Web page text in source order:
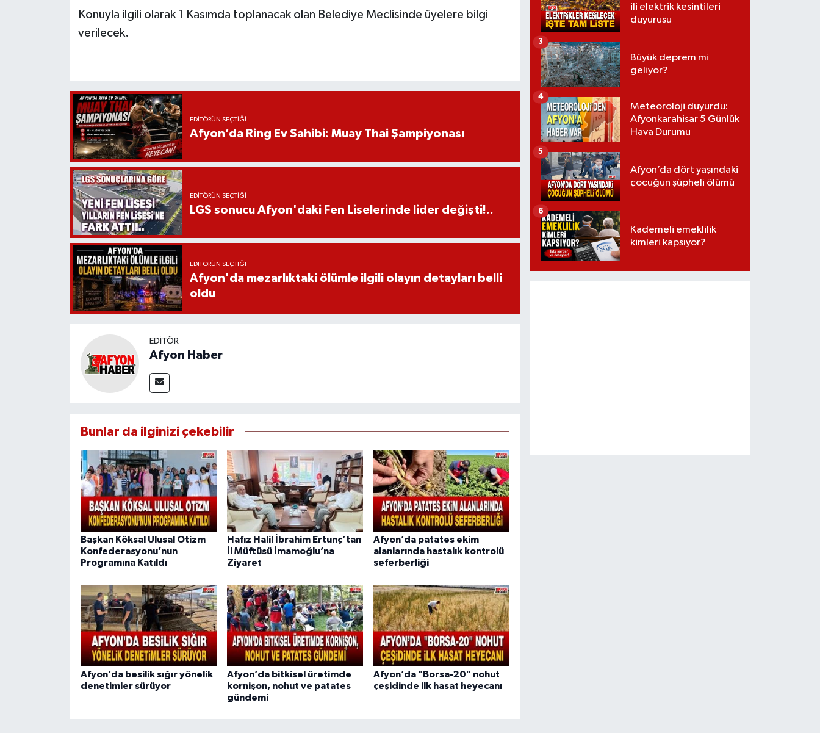
Konuyla ilgili olarak 1 Kasımda toplanacak olan Belediye Meclisinde üyelere bilgi
verilecek.
EDITÖRÜN SEÇTIĞI
Afyon’da Ring Ev Sahibi: Muay Thai Şampiyonası
EDITÖRÜN SEÇTIĞI
LGS sonucu Afyon'daki Fen Liselerinde lider değişti!..
EDITÖRÜN SEÇTIĞI
Afyon'da mezarlıktaki ölümle ilgili olayın detayları belli
oldu
EDITÖR
Afyon Haber
Bunlar da ilginizi çekebilir
Başkan Köksal Ulusal Otizm
Konfederasyonu’nun
Programına Katıldı
Hafız Halil İbrahim Ertunç’tan
İl Müftüsü İmamoğlu’na
Ziyaret
Afyon’da patates ekim
alanlarında hastalık kontrolü
seferberliği
Afyon’da besilik sığır yönelik
denetimler sürüyor
Afyon’da bitkisel üretimde
kornişon, nohut ve patates
gündemi
Afyon’da "Borsa-20" nohut
çeşidinde ilk hasat heyecanı
ili elektrik kesintileri
duyurusu
Büyük deprem mi
geliyor?
3
Meteoroloji duyurdu:
Afyonkarahisar 5 Günlük
Hava Durumu
4
Afyon’da dört yaşındaki
çocuğun şüpheli ölümü
5
Kademeli emeklilik
kimleri kapsıyor?
6